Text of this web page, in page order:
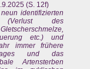
(S. 12f)
identifizierten
(Verlust des
etc.) und
immer frühere
und das
Artensterben